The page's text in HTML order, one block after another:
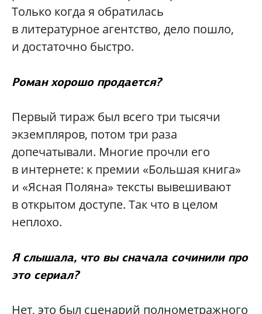
Только когда я обратилась
в литературное агентство, дело пошло,
и достаточно быстро.
Роман хорошо продается?
Первый тираж был всего три тысячи
экземпляров, потом три раза
допечатывали. Многие прочли его
в интернете: к премии «Большая книга»
и «Ясная Поляна» тексты вывешивают
в открытом доступе. Так что в целом
неплохо.
Я слышала, что вы сначала сочинили про
это сериал?
Нет, это был сценарий полнометражного